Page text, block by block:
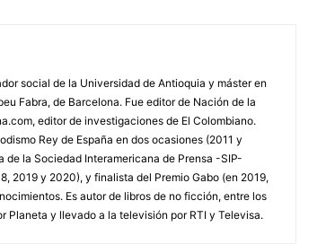
social de la Universidad de Antioquia y máster en
Fabra, de Barcelona. Fue editor de Nación de la
editor de investigaciones de El Colombiano.
Rey de España en dos ocasiones (2011 y
la Sociedad Interamericana de Prensa -SIP-
2019 y 2020), y finalista del Premio Gabo (en 2019,
Es autor de libros de no ficción, entre los
Planeta y llevado a la televisión por RTI y Televisa.